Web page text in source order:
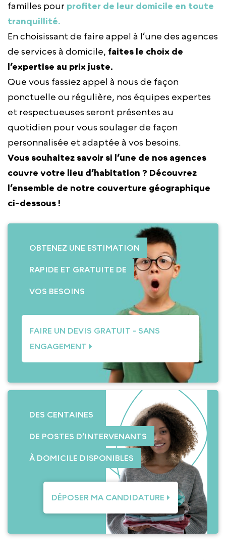
familles pour profiter de leur domicile en toute
tranquillité.
En choisissant de faire appel à l’une des agences
de services à domicile, faites le choix de
l’expertise au prix juste.
Que vous fassiez appel à nous de façon
ponctuelle ou régulière, nos équipes expertes
et respectueuses seront présentes au
quotidien pour vous soulager de façon
personnalisée et adaptée à vos besoins.
Vous souhaitez savoir si l’une de nos agences
couvre votre lieu d’habitation ? Découvrez
l’ensemble de notre couverture géographique
ci-dessous !
OBTENEZ UNE ESTIMATION
RAPIDE ET GRATUITE DE
VOS BESOINS
FAIRE UN DEVIS GRATUIT - SANS
ENGAGEMENT
DES CENTAINES
DE POSTES D’INTERVENANTS
À DOMICILE DISPONIBLES
DÉPOSER MA CANDIDATURE